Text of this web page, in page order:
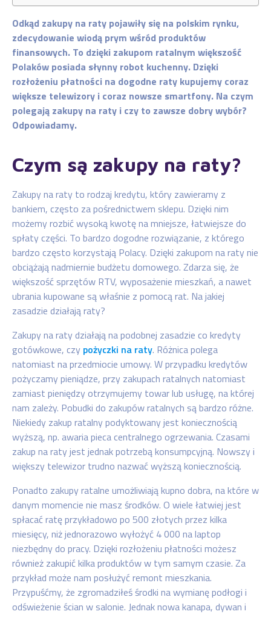
Odkąd zakupy na raty pojawiły się na polskim rynku,
zdecydowanie wiodą prym wśród produktów
finansowych. To dzięki zakupom ratalnym większość
Polaków posiada słynny robot kuchenny. Dzięki
rozłożeniu płatności na dogodne raty kupujemy coraz
większe telewizory i coraz nowsze smartfony. Na czym
polegają zakupy na raty i czy to zawsze dobry wybór?
Odpowiadamy.
Czym są zakupy na raty?
Zakupy na raty to rodzaj kredytu, który zawieramy z
bankiem, często za pośrednictwem sklepu. Dzięki nim
możemy rozbić wysoką kwotę na mniejsze, łatwiejsze do
spłaty części. To bardzo dogodne rozwiązanie, z którego
bardzo często korzystają Polacy. Dzięki zakupom na raty nie
obciążają nadmiernie budżetu domowego. Zdarza się, że
większość sprzętów RTV, wyposażenie mieszkań, a nawet
ubrania kupowane są właśnie z pomocą rat. Na jakiej
zasadzie działają raty?
Zakupy na raty działają na podobnej zasadzie co kredyty
gotówkowe, czy pożyczki na raty. Różnica polega
natomiast na przedmiocie umowy. W przypadku kredytów
pożyczamy pieniądze, przy zakupach ratalnych natomiast
zamiast pieniędzy otrzymujemy towar lub usługę, na której
nam zależy. Pobudki do zakupów ratalnych są bardzo różne.
Niekiedy zakup ratalny podyktowany jest koniecznością
wyższą, np. awaria pieca centralnego ogrzewania. Czasami
zakup na raty jest jednak potrzebą konsumpcyjną. Nowszy i
większy telewizor trudno nazwać wyższą koniecznością.
Ponadto zakupy ratalne umożliwiają kupno dobra, na które w
danym momencie nie masz środków. O wiele łatwiej jest
spłacać ratę przykładowo po 500 złotych przez kilka
miesięcy, niż jednorazowo wyłożyć 4 000 na laptop
niezbędny do pracy. Dzięki rozłożeniu płatności możesz
również zakupić kilka produktów w tym samym czasie. Za
przykład może nam posłużyć remont mieszkania.
Przypuśćmy, że zgromadziłeś środki na wymianę podłogi i
odświeżenie ścian w salonie. Jednak nowa kanapa, dywan i